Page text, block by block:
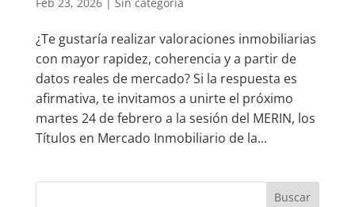
¿Te gustaría realizar valoraciones inmobiliarias
con mayor rapidez, coherencia y a partir de
datos reales de mercado? Si la respuesta es
afirmativa, te invitamos a unirte el próximo
martes 24 de febrero a la sesión del MERIN, los
Títulos en Mercado Inmobiliario de la...